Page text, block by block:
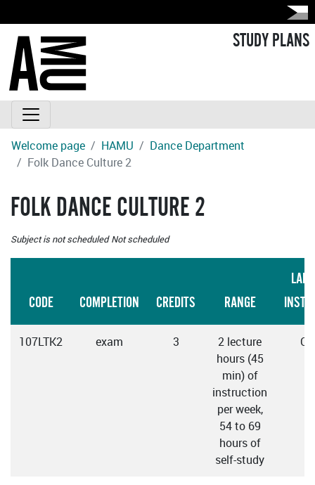
STUDY PLANS
Welcome page HAMU
Dance Department
Folk Dance Culture 2
FOLK DANCE CULTURE 2
Subject is not scheduled Not scheduled
CODE COMPLETION CREDITS RANGE
107LTK2 exam 3
2 lecture
hours (45
min) of
instruction
per week,
54 to 69
hours of
self-study